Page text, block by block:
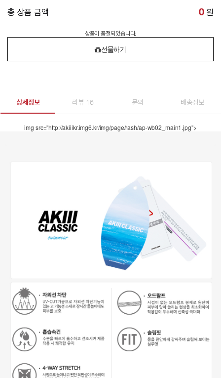
총 상품 금액 0 원
상품이 품절되었습니다.
선물하기
상세정보 리뷰 16 문의 배송정보
img src="http://akiiikr.img6.kr/img/page/rash/ap-wb02_main1.jpg">